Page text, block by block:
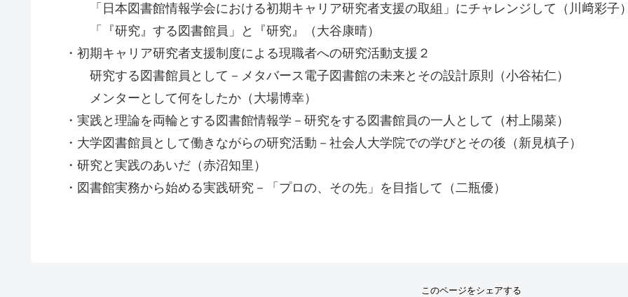
「日本図書館情報学会における初期キャリア研究者支援の取組」にチャレンジして（川﨑彩子
「『研究』する図書館員」と『研究』（大谷康晴）
・初期キャリア研究者支援制度による現職者への研究活動支援２
研究する図書館員として－メタバース電子図書館の未来とその設計原則（小谷祐仁）
メンターとして何をしたか（大場博幸）
・実践と理論を両輪とする図書館情報学－研究をする図書館員の一人として（村上陽菜）
・大学図書館員として働きながらの研究活動－社会人大学院での学びとその後（新見槙子）
・研究と実践のあいだ（赤沼知里）
・図書館実務から始める実践研究－「プロの、その先」を目指して（二瓶優）
このページをシェアする